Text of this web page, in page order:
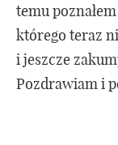
temu
którego teraz
i jeszcze
Pozdrawiam i